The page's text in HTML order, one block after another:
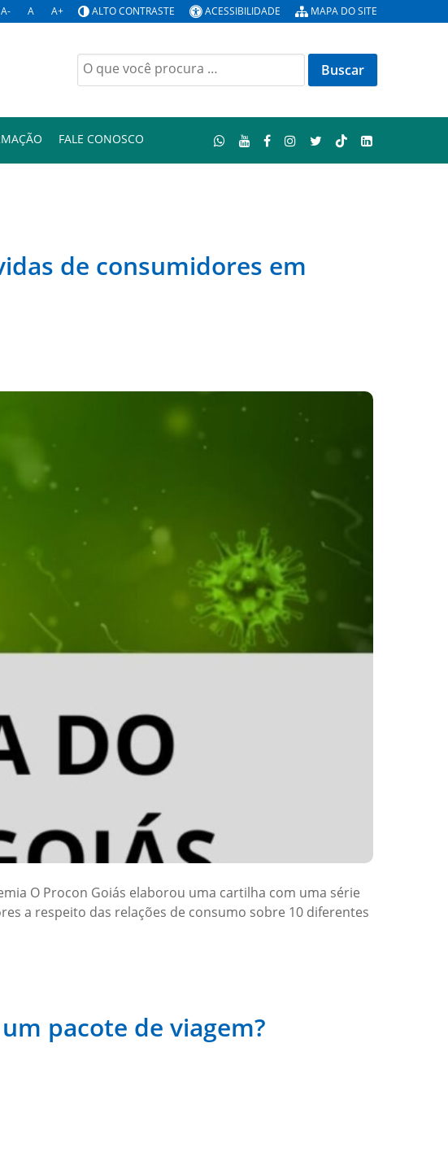
A- A A+ ALTO CONTRASTE ACESSIBILIDADE MAPA DO SITE
Buscar
por:
FALE CONOSCO
de consumidores em
O Procon Goiás elaborou uma cartilha com uma série
a respeito das relações de consumo sobre 10 diferentes
pacote de viagem?